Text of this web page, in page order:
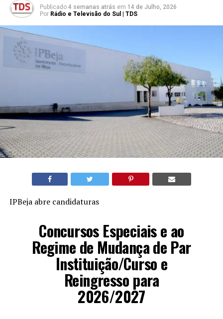
Publicado 4 semanas atrás em 14 de Julho, 2026
Por Rádio e Televisão do Sul | TDS
IPBeja abre candidaturas
Concursos Especiais e ao
Regime de Mudança de Par
Instituição/Curso e
Reingresso para
2026/2027